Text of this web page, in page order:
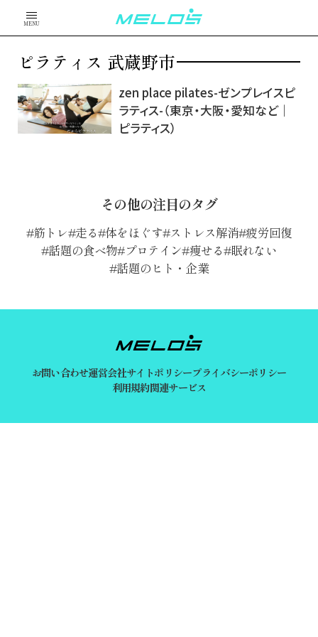
MENU
ピラティス 武蔵野市
zen place pilates-ゼンプレイスピ
ラティス-（東京・大阪・愛知など｜
ピラティス）
その他の注目のタグ
筋トレ 走る 体をほぐす ストレス解消 疲労回復
話題の食べ物 プロテイン 痩せる 眠れない
話題のヒト・企業
お問い合わせ運営会社サイトポリシープライバシーポリシー
利用規約関連サービス